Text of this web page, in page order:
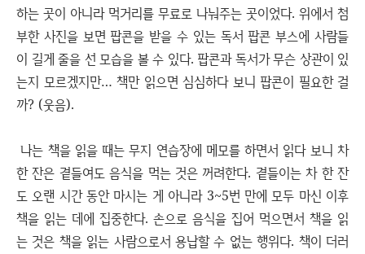
하는 곳이 아니라 먹거리를 무료로 나눠주는 곳이었다. 위에서 첨
부한 사진을 보면 팝콘을 받을 수 있는 독서 팝콘 부스에 사람들
이 길게 줄을 선 모습을 볼 수 있다. 팝콘과 독서가 무슨 상관이 있
는지 모르겠지만… 책만 읽으면 심심하다 보니 팝콘이 필요한 걸
까? (웃음).
나는 책을 읽을 때는 무지 연습장에 메모를 하면서 읽다 보니 차
한 잔은 곁들여도 음식을 먹는 것은 꺼려한다. 곁들이는 차 한 잔
도 오랜 시간 동안 마시는 게 아니라 3~5번 만에 모두 마신 이후
책을 읽는 데에 집중한다. 손으로 음식을 집어 먹으면서 책을 읽
는 것은 책을 읽는 사람으로서 용납할 수 없는 행위다. 책이 더러